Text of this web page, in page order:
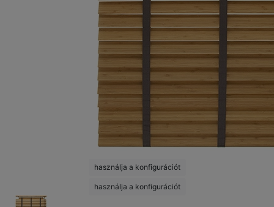
használja a konfigurációt
használja a konfigurációt